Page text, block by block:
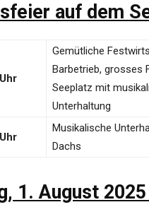
auf dem
Gemütliche
Barbetrieb, grosses
Seeplatz mit
Unterhaltung
Musikalische
Dachs
1. August